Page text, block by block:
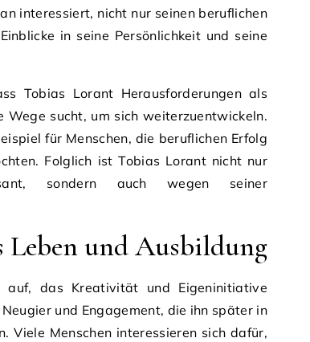
interessiert, nicht nur seinen beruflichen
in seine Persönlichkeit und seine
Tobias Lorant Herausforderungen als
sucht, um sich weiterzuentwickeln.
für Menschen, die beruflichen Erfolg
Folglich ist Tobias Lorant nicht nur
sondern auch wegen seiner
Leben und Ausbildung
das Kreativität und Eigeninitiative
und Engagement, die ihn später in
Viele Menschen interessieren sich dafür,